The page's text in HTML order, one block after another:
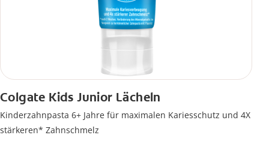
Colgate Kids Junior Lächeln
Kinderzahnpasta 6+ Jahre für maximalen Kariesschutz und 4X
stärkeren* Zahnschmelz